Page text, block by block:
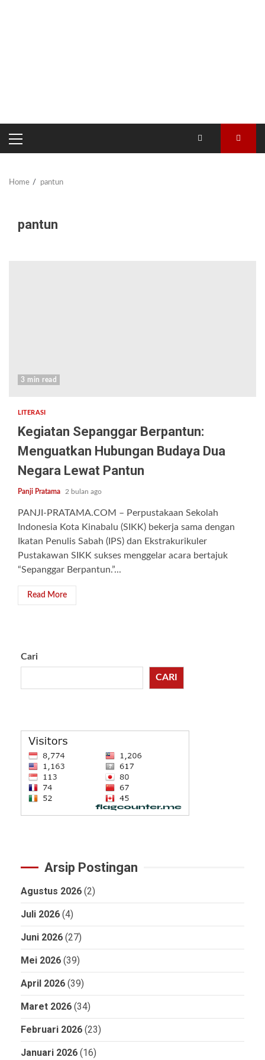
PRIMARY
MENU
Home pantun
pantun
3 min read
LITERASI
Kegiatan Sepanggar Berpantun:
Menguatkan Hubungan Budaya Dua
Negara Lewat Pantun
Panji Pratama 2 bulan ago
PANJI-PRATAMA.COM – Perpustakaan Sekolah
Indonesia Kota Kinabalu (SIKK) bekerja sama dengan
Ikatan Penulis Sabah (IPS) dan Ekstrakurikuler
Pustakawan SIKK sukses menggelar acara bertajuk
“Sepanggar Berpantun.”...
Read More
Cari
CARI
Arsip Postingan
Agustus 2026 (2)
Juli 2026 (4)
Juni 2026 (27)
Mei 2026 (39)
April 2026 (39)
Maret 2026 (34)
Februari 2026 (23)
Januari 2026 (16)